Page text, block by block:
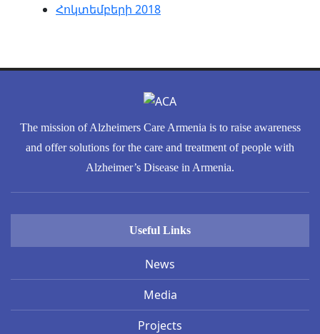
Հոկտեմբերի 2018
The mission of Alzheimers Care Armenia is to raise awareness
and offer solutions for the care and treatment of people with
Alzheimer’s Disease in Armenia.
Useful Links
News
Media
Projects